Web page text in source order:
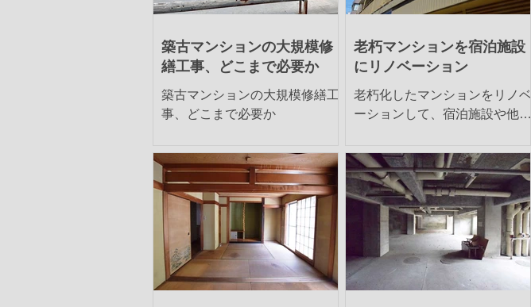
築古マンションの大規模修
繕工事、どこまで必要か
築古マンションの大規模修繕工
事、どこまで必要か
老朽マンションを宿泊施設
にリノベーション
老朽化したマンションをリノベ
ーションして、宿泊施設や他の
ついてご相談を頂きました。
【物件概要】 場所：千葉県市川
市八幡 土地：280.05㎡ 建物：
534.82㎡ 構造：鉄筋コンクリー
ト造、階建、築46年年 用途：賃
貸住宅 現況：居住中